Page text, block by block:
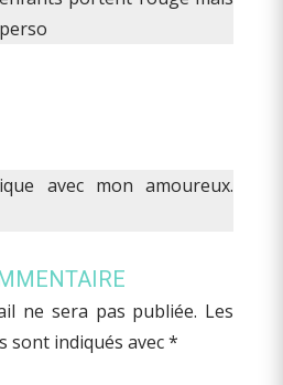
avec mon amoureux.
ne sera pas publiée. Les
sont indiqués avec*